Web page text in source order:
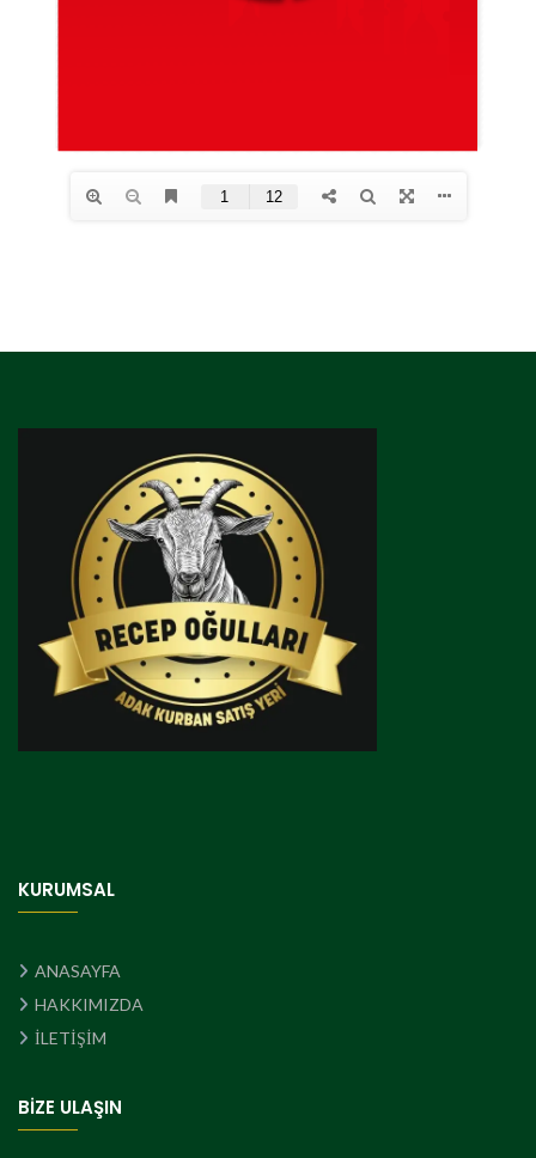
KURUMSAL
ANASAYFA
HAKKIMIZDA
İLETİŞİM
BİZE ULAŞIN